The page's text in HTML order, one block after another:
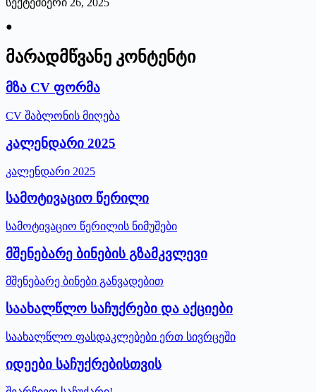
●
მარადმწვანე კონტენტი
მზა CV ფორმა
CV შაბლონის მიღება
კალენდარი 2025
კალენდარი 2025
სამოტივაციო წერილი
სამოტივაციო წერილის ნიმუშები
მშენებარე ბინების გზამკვლევი
მშენებარე ბინები განვადებით
საახალწლო საჩუქრები და აქციები
საახალწლო ფასდაკლებები ერთ სივრცეში
იდეები საჩუქრებისთვის